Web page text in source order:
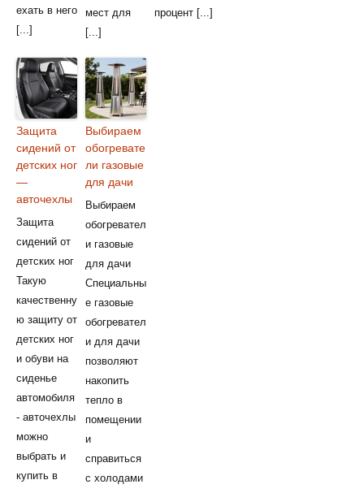
ехать в него
[...]
мест для
[...]
процент [...]
Защита
сидений от
детских ног
—
авточехлы
Защита
сидений от
детских ног
Такую
качественну
ю защиту от
детских ног
и обуви на
сиденье
автомобиля
- авточехлы
можно
выбрать и
купить в
Выбираем
обогревате
ли газовые
для дачи
Выбираем
обогревател
и газовые
для дачи
Специальны
е газовые
обогревател
и для дачи
позволяют
накопить
тепло в
помещении
и
справиться
с холодами